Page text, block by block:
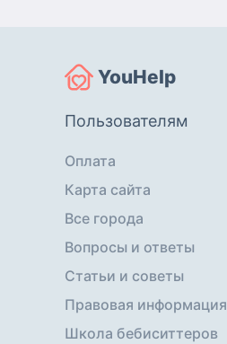
YouHelp
Пользователям
Оплата
Карта сайта
Все города
Вопросы и ответы
Статьи и советы
Правовая информация
Школа бебиситтеров